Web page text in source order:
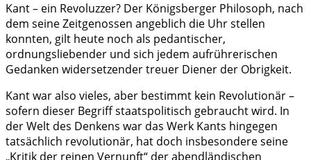
Kant – ein Revoluzzer? Der Königsberger Philosoph, nach
dem seine Zeitgenossen angeblich die Uhr stellen
konnten, gilt heute noch als pedantischer,
ordnungsliebender und sich jedem aufrührerischen
Gedanken widersetzender treuer Diener der Obrigkeit.
Kant war also vieles, aber bestimmt kein Revolutionär –
sofern dieser Begriff staatspolitisch gebraucht wird. In
der Welt des Denkens war das Werk Kants hingegen
tatsächlich revolutionär, hat doch insbesondere seine
„Kritik der reinen Vernunft“ der abendländischen